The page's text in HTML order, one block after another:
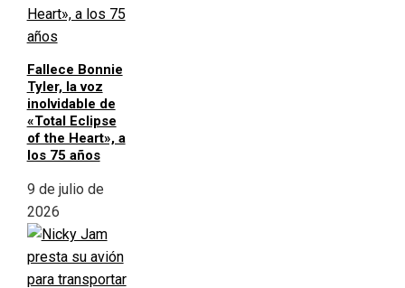
Fallece Bonnie
Tyler, la voz
inolvidable de
«Total Eclipse
of the Heart», a
los 75 años
9 de julio de
2026